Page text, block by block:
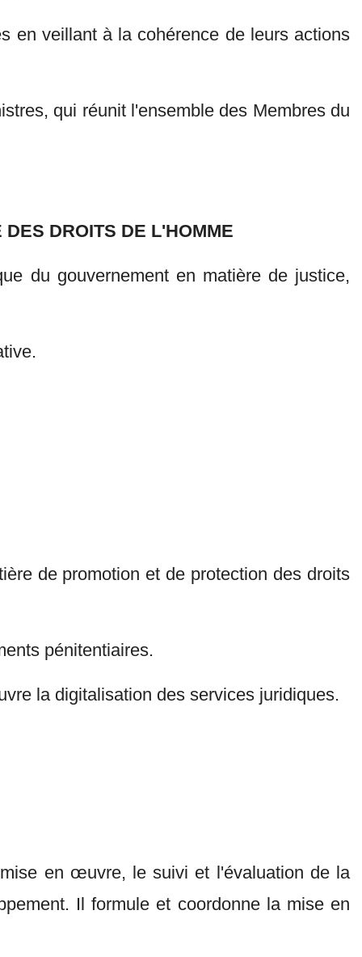
en veillant à la cohérence de leurs actions
qui réunit l'ensemble des Membres du
DROITS DE L'HOMME
du gouvernement en matière de justice,
de promotion et de protection des droits
pénitentiaires.
la digitalisation des services juridiques.
en œuvre, le suivi et l'évaluation de la
Il formule et coordonne la mise en